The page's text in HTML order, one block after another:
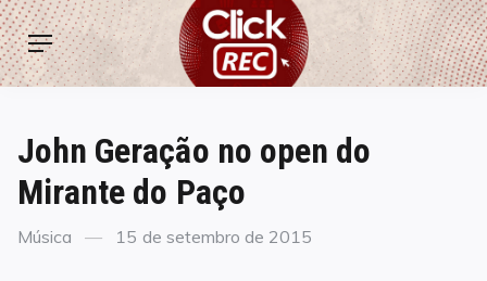
Skip
to
content
ClickREC
Menu
John Geração no open do
Mirante do Paço
Categories
Música
Posted
15 de setembro de 2015